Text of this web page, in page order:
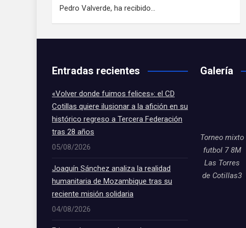
Pedro Valverde, ha recibido…
Entradas recientes
«Volver donde fuimos felices»: el CD
Cotillas quiere ilusionar a la afición en su
histórico regreso a Tercera Federación
tras 28 años
05/08/2026
Joaquín Sánchez analiza la realidad
humanitaria de Mozambique tras su
reciente misión solidaria
04/08/2026
Galería
Torneo mixto
futbol 7 8M
Las Torres
de Cotillas3